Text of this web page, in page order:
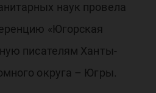
наук провела
«Югорская
писателям Ханты-
округа – Югры.